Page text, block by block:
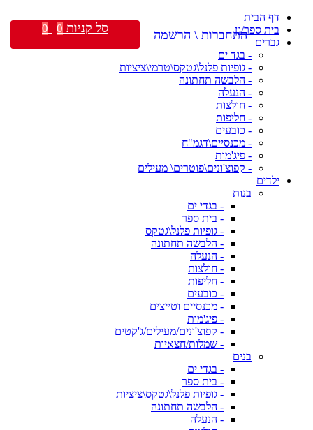
דף הבית
בית ספר/גן
גברים
- בגד ים
- גופיות פלנל\גטקס\טרמי\ציציות
- הלבשה תחתונה
- הנעלה
- חולצות
- חליפות
- כובעים
- מכנסיים\דגמ"ח
- פיג'מות
- קפוצ'ונים\פוטרים\ מעילים
ילדים
בנות
- בגדי ים
- בית ספר
- גופיות פלנל\גטקס
- הלבשה תחתונה
- הנעלה
- חולצות
- חליפות
- כובעים
- מכנסיים וטייצים
- פיג'מות
- קפוצ'ונים/מעילים/ג'קטים
- שמלות/חצאיות
בנים
- בגדי ים
- בית ספר
- גופיות פלנל\גטקס\ציציות
- הלבשה תחתונה
- הנעלה
התחברות \ הרשמה סל קניות 0
0